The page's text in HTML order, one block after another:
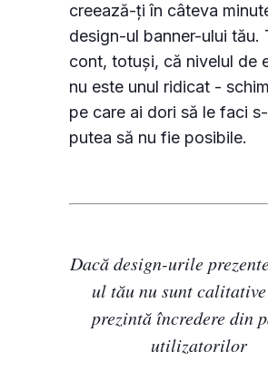
creează-ți în câteva
design-ul banner-ului tău.
cont, totuși, că nivelul de
nu este unul ridicat -
pe care ai dori să le faci
putea să nu fie posibile.
Dacă design-urile
ul tău nu sunt
prezintă încredere din
utilizatorilor